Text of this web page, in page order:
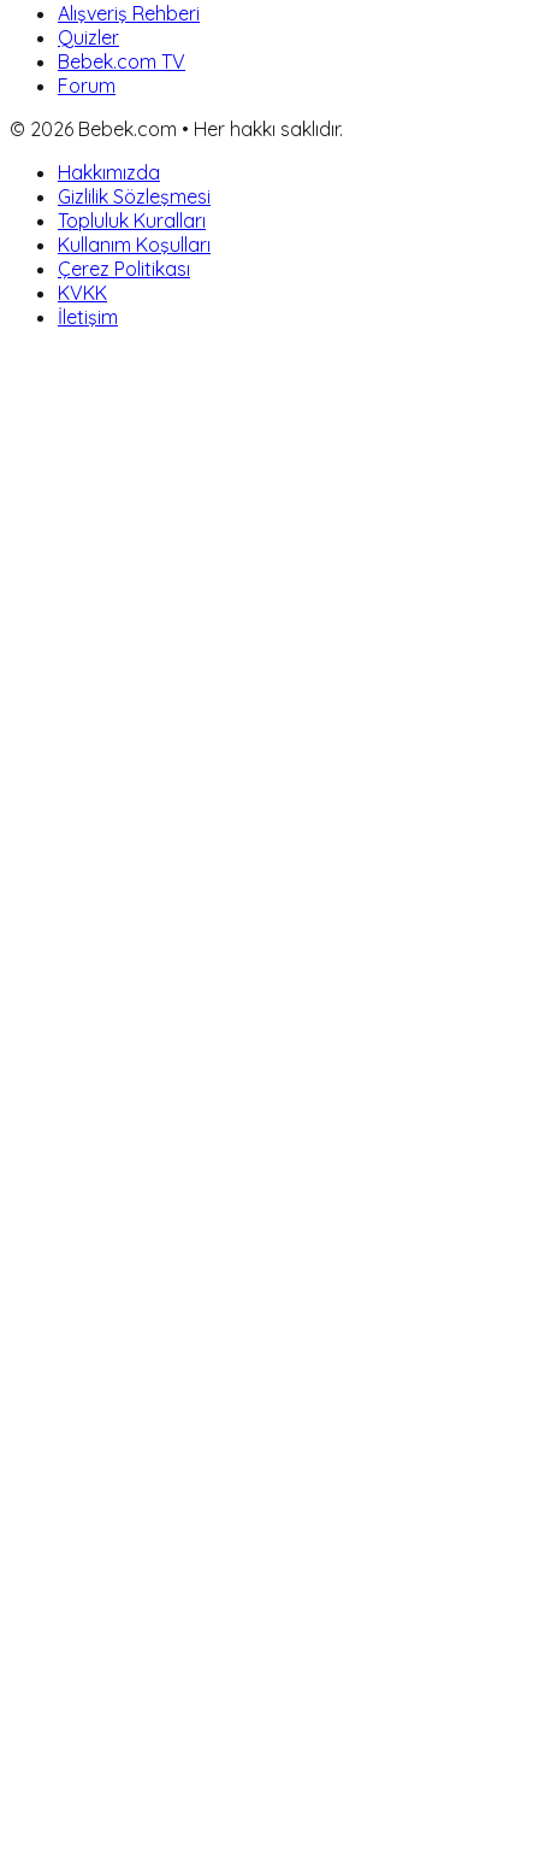
Alışveriş Rehberi
Quizler
Bebek.com TV
Forum
© 2026 Bebek.com • Her hakkı saklıdır.
Hakkımızda
Gizlilik Sözleşmesi
Topluluk Kuralları
Kullanım Koşulları
Çerez Politikası
KVKK
İletişim